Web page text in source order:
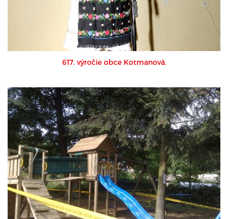
617. výročie obce Kotmanová.